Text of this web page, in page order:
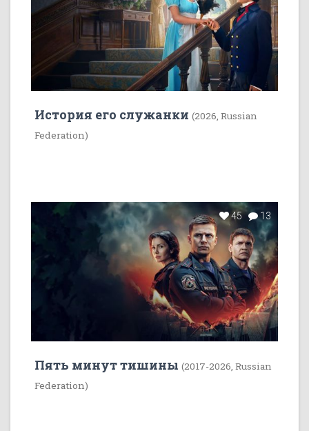
История его служанки (2026, Russian
Federation)
45 13
Пять минут тишины (2017-2026, Russian
Federation)